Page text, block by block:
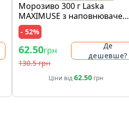
Морозиво 300 г Laska
MAXIMUSE з наповнювачем
"лимон і медова карамель"
та з крихтами печива карт/
ст
- 52%
62.50грн
130.5 грн
Де
дешевше?
Ціни від62.50грн